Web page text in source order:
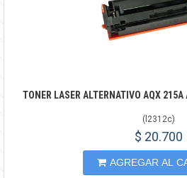
TONER LASER ALTERNATIVO AQX
( l2312c)
$ 20.700
AGREGAR AL